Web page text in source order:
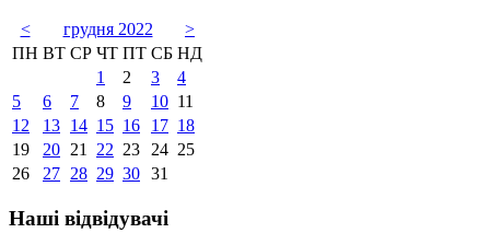
< грудня 2022
>
ПН ВТ СР ЧТ ПТ СБ НД
1
2 3
4
5
6 7 8 9 10 11
12
13 14 15 16 17 18
19
20 21 22 23 24 25
26
27 28 29 30 31
Наші відвідувачі